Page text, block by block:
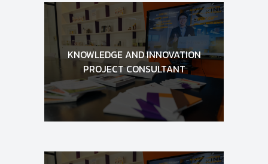
KNOWLEDGE AND INNOVATION
PROJECT CONSULTANT